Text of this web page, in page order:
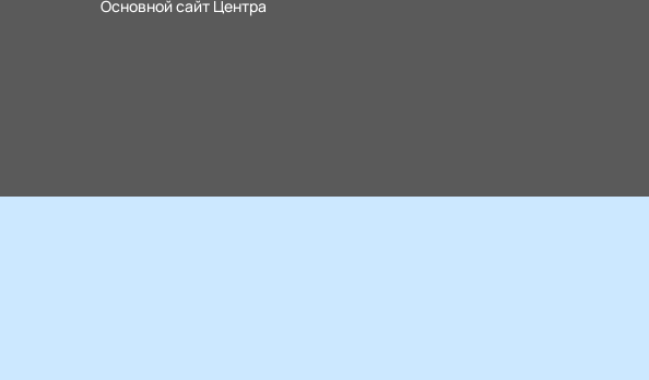
Основной сайт Центра